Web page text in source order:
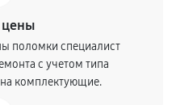
цены
поломки специалист
с учетом типа
комплектующие.